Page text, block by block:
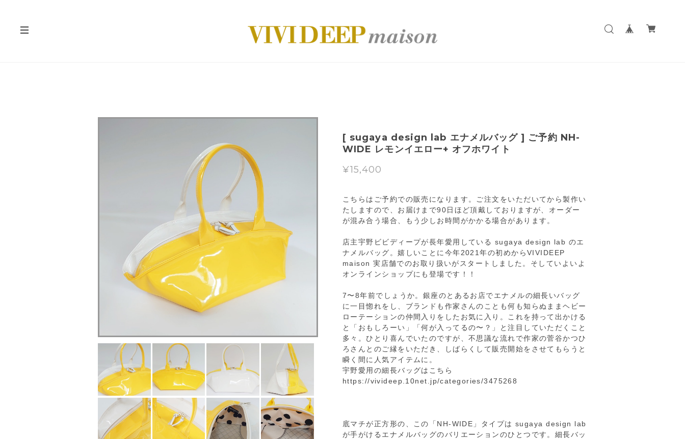
[ sugaya design lab エナメルバッグ ] ご予約 NH-
WIDE レモンイエロー+ オフホワイト
¥15,400
こちらはご予約での販売になります。ご注文をいただいてから製作い
たしますので、お届けまで90日ほど頂戴しておりますが、オーダー
が混み合う場合、もう少しお時間がかかる場合があります。
店主宇野ビビディープが長年愛用している sugaya design lab のエ
ナメルバッグ。嬉しいことに今年2021年の初めからVIVIDEEP
maison 実店舗でのお取り扱いがスタートしました。そしていよいよ
オンラインショップにも登場です！！
7〜8年前でしょうか。銀座のとあるお店でエナメルの細長いバッグ
に一目惚れをし、ブランドも作家さんのことも何も知らぬままヘビー
ローテーションの仲間入りをしたお気に入り。これを持って出かける
と「おもしろーい」「何が入ってるの〜？」と注目していただくこと
多々。ひとり喜んでいたのですが、不思議な流れで作家の菅谷かつひ
ろさんとのご縁をいただき、しばらくして販売開始をさせてもらうと
瞬く間に人気アイテムに。
宇野愛用の細長バッグはこちら
https://vivideep.10net.jp/categories/3475268
底マチが正方形の、この「NH-WIDE」タイプは sugaya design lab
が手がけるエナメルバッグのバリエーションのひとつです。細長バッ